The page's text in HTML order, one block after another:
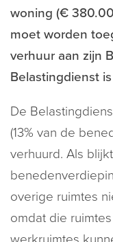
woning (€
moet worden
verhuur aan zijn
Belastingdienst
De
(13% van de
verhuurd. Als
overige ruimtes
omdat die